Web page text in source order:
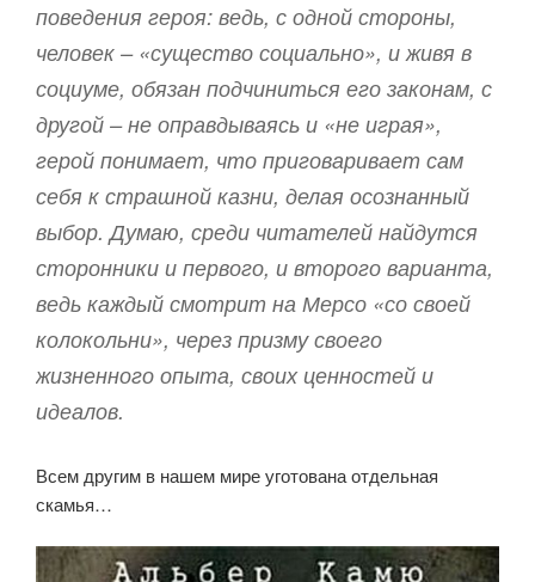
поведения героя: ведь, с одной стороны,
человек – «существо социально», и живя в
социуме, обязан подчиниться его законам, с
другой – не оправдываясь и «не играя»,
герой понимает, что приговаривает сам
себя к страшной казни, делая осознанный
выбор. Думаю, среди читателей найдутся
сторонники и первого, и второго варианта,
ведь каждый смотрит на Мерсо «со своей
колокольни», через призму своего
жизненного опыта, своих ценностей и
идеалов.
Всем другим в нашем мире уготована отдельная
скамья…